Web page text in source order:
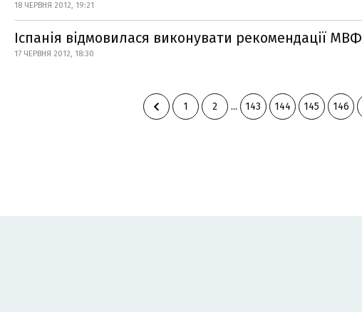
18 ЧЕРВНЯ 2012, 19:21
Іспанія відмовилася виконувати рекомендації МВФ
17 ЧЕРВНЯ 2012, 18:30
1 2 ... 143 144 145 146